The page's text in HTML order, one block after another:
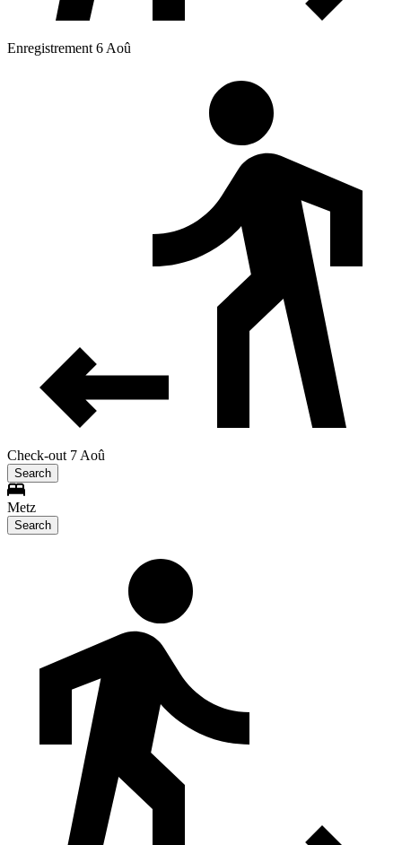
Enregistrement 6 Aoû
Check-out 7 Aoû
Search
Metz
Search